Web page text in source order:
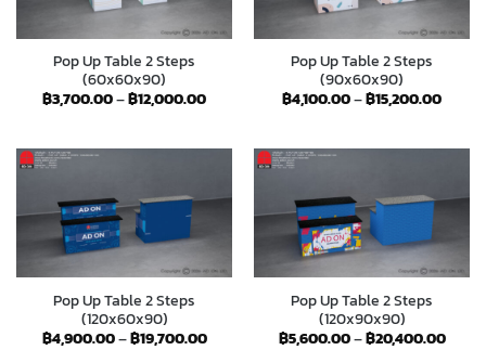
Pop Up Table 2 Steps
(60x60x90)
฿3,700.00–฿12,000.00Price
฿12,000.00
Pop Up Table 2 Steps
(90x60x90)
฿4,100.00–฿15,200.00Price
฿
Pop Up Table 2 Steps
(120x60x90)
฿4,900.00–฿19,700.00Price
Pop Up Table 2 Steps
(120x90x90)
฿5,600.00–฿20,400.00Price